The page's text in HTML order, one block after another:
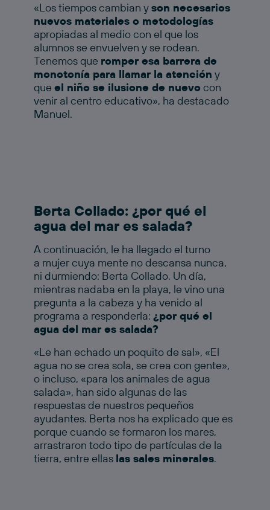
«Los tiempos cambian yson necesarios
nuevos materiales o metodologías
apropiadas al medio con el que los
alumnos se envuelven y se rodean.
Tenemos que romper esa barrera de
monotonía para llamar la atención y
que el niño se ilusione de nuevocon
venir al centro educativo», ha destacado
Manuel.
Berta Collado: ¿por qué el
agua del mar es salada?
A continuación, le ha llegado el turno
a mujer cuya mente no descansa nunca,
ni durmiendo: Berta Collado. Un día,
mientras nadaba en la playa, le vino una
pregunta a la cabeza y ha venido al
programa a responderla: ¿por qué el
agua del mar es salada?
«Le han echado un poquito de sal», «El
agua no se crea sola, se crea con gente»,
o incluso, «para los animales de agua
salada», han sido algunas de las
respuestas de nuestros pequeños
ayudantes. Berta nos ha explicado que es
porque cuando se formaron los mares,
arrastraron todo tipo de partículas de la
tierra, entre ellas las sales minerales.